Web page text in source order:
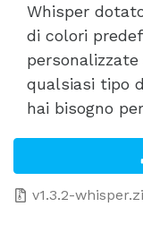
Whisper
di colori
qualsiasi tipo
hai bisogno
v1.3.2-